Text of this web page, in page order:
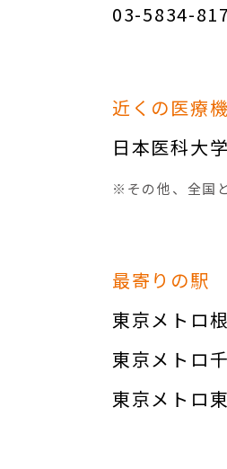
03-5834-
近くの医療
日本医科大
※その他、全国
最寄りの駅
東京メトロ
東京メトロ
東京メトロ